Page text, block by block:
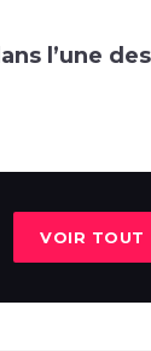
l’une
VOIR TOUT